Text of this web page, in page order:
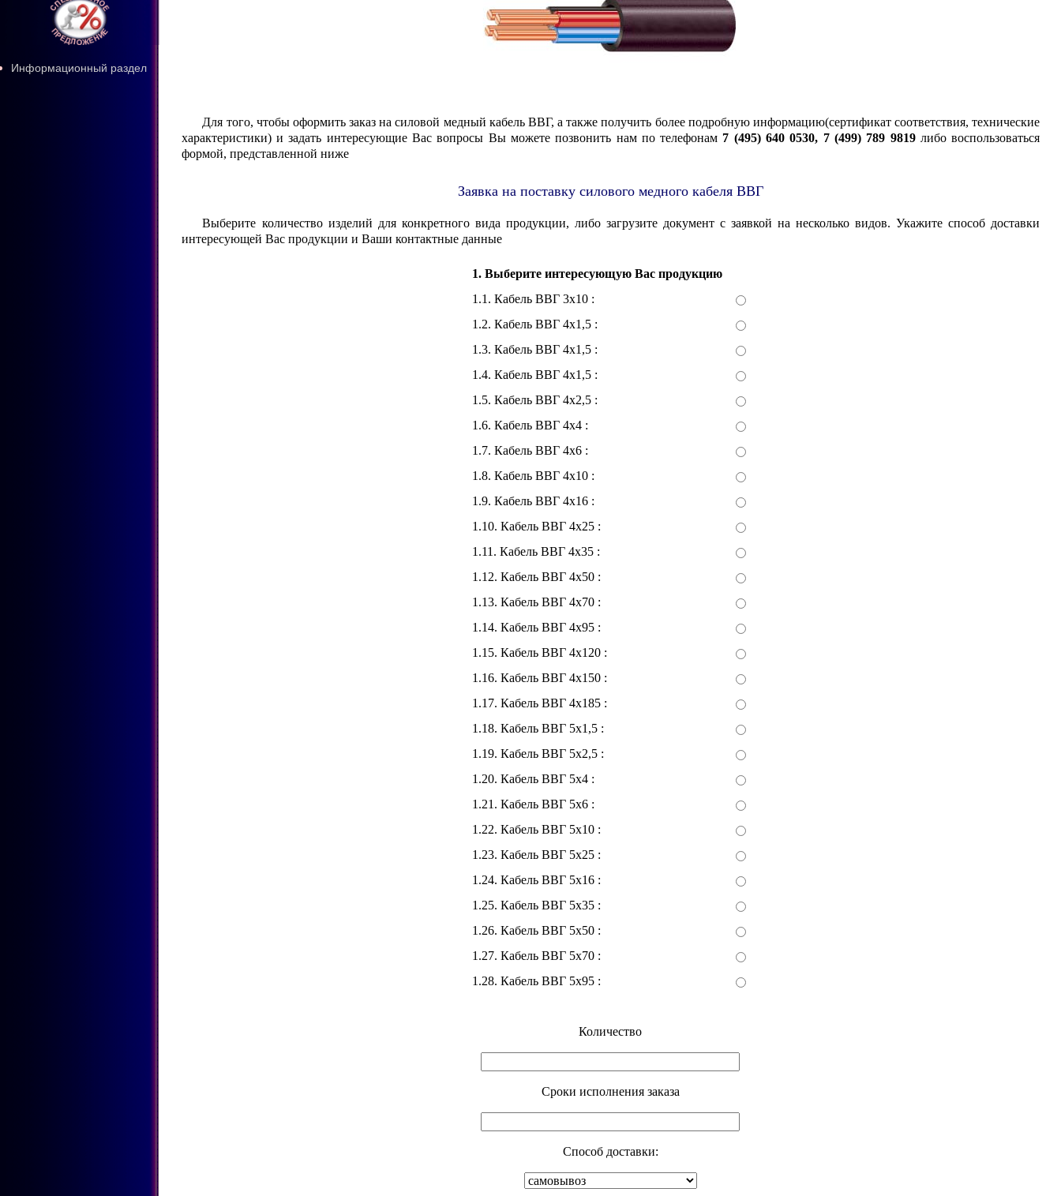
Для того, чтобы оформить заказ на силовой медный кабель ВВГ, а также получить более подробную информацию(сертификат соответствия, технические
характеристики) и задать интересующие Вас вопросы Вы можете позвонить нам по телефонам 7 (495) 640 0530, 7 (499) 789 9819 либо воспользоваться
формой, представленной ниже
Заявка на поставку силового медного кабеля ВВГ
Выберите количество изделий для конкретного вида продукции, либо загрузите документ с заявкой на несколько видов. Укажите способ доставки
интересующей Вас продукции и Ваши контактные данные
1. Выберите интересующую Вас продукцию
1.1. Кабель ВВГ 3х10 :
1.2. Кабель ВВГ 4х1,5 :
1.3. Кабель ВВГ 4х1,5 :
1.4. Кабель ВВГ 4х1,5 :
1.5. Кабель ВВГ 4х2,5 :
1.6. Кабель ВВГ 4х4 :
1.7. Кабель ВВГ 4х6 :
1.8. Кабель ВВГ 4х10 :
1.9. Кабель ВВГ 4х16 :
1.10. Кабель ВВГ 4х25 :
1.11. Кабель ВВГ 4х35 :
1.12. Кабель ВВГ 4х50 :
1.13. Кабель ВВГ 4х70 :
1.14. Кабель ВВГ 4х95 :
1.15. Кабель ВВГ 4х120 :
1.16. Кабель ВВГ 4х150 :
1.17. Кабель ВВГ 4х185 :
1.18. Кабель ВВГ 5х1,5 :
1.19. Кабель ВВГ 5х2,5 :
1.20. Кабель ВВГ 5х4 :
1.21. Кабель ВВГ 5х6 :
1.22. Кабель ВВГ 5х10 :
1.23. Кабель ВВГ 5х25 :
1.24. Кабель ВВГ 5х16 :
1.25. Кабель ВВГ 5х35 :
1.26. Кабель ВВГ 5х50 :
1.27. Кабель ВВГ 5х70 :
1.28. Кабель ВВГ 5х95 :
Количество
Cроки исполнения заказа
Способ доставки:
Информационный раздел